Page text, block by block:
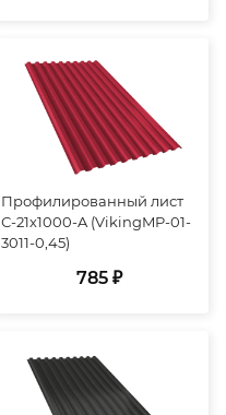
Профилированный лист
С-21х1000-A (VikingMP-01-
3011-0,45)
785 ₽